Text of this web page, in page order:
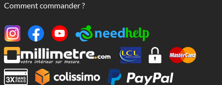
Comment commander ?